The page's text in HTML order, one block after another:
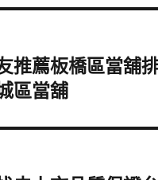
推薦板橋區當舖
區當舖